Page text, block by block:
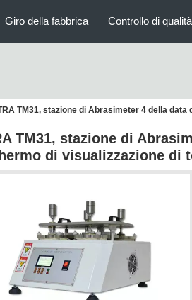
Giro della fabbrica Controllo di qualità
TM31, stazione di Abrasimeter 4 della
TM31, stazione di
di visualizzazione di